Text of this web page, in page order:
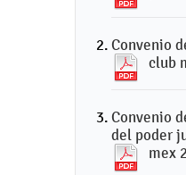
Convenio
club
Convenio
del poder
mex